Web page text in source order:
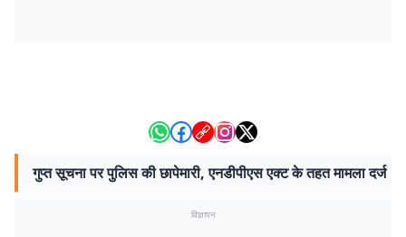
गुप्त सूचना पर पुलिस की छापेमारी, एनडीपीएस एक्ट के तहत मामला दर्ज
विज्ञापन